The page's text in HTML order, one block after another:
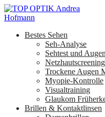
Bestes Sehen
Seh-Analyse
Sehtest und
Netzhautscreening
Trockene Augen
Myopie-Kontrolle
Visualtraining
Glaukom
Brillen & Kontaktlinsen